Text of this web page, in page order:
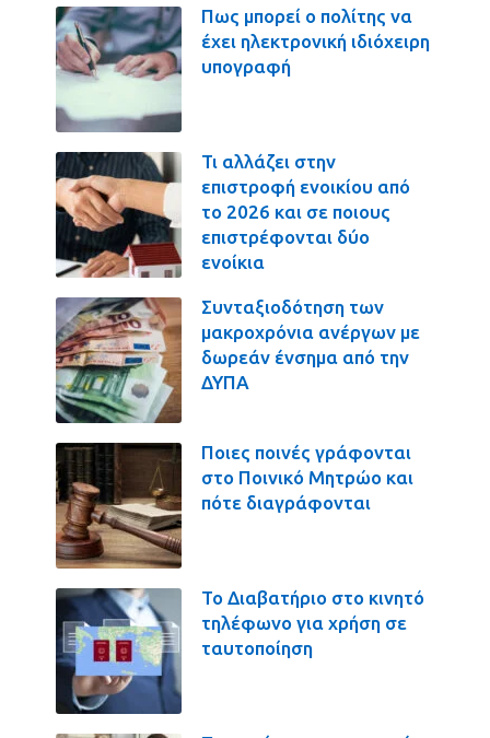
Πως μπορεί ο πολίτης να
έχει ηλεκτρονική ιδιόχειρη
υπογραφή
Τι αλλάζει στην
επιστροφή ενοικίου από
το 2026 και σε ποιους
επιστρέφονται δύο
ενοίκια
Συνταξιοδότηση των
μακροχρόνια ανέργων με
δωρεάν ένσημα από την
ΔΥΠΑ
Ποιες ποινές γράφονται
στο Ποινικό Μητρώο και
πότε διαγράφονται
Το Διαβατήριο στο κινητό
τηλέφωνο για χρήση σε
ταυτοποίηση